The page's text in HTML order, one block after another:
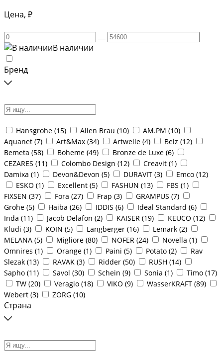
Цена, ₽
В наличии
Бренд
Hansgrohe (15) Allen Brau (10) AM.PM (10)
Aquanet (7) Art&Max (34) Artwelle (4) Belz (12)
Bemeta (58) Boheme (49) Bronze de Luxe (6)
CEZARES (11) Colombo Design (12) Creavit (1)
Damixa (1) Devon&Devon (5) DURAVIT (3) Emco (12)
ESKO (1) Excellent (5) FASHUN (13) FBS (1)
FIXSEN (37) Fora (27) Frap (3) GRAMPUS (7)
Grohe (5) Haiba (26) IDDIS (6) Ideal Standard (6)
Inda (11) Jacob Delafon (2) KAISER (19) KEUCO (12)
Kludi (3) KOIN (5) Langberger (16) Lemark (2)
MELANA (5) Migliore (80) NOFER (24) Novella (1)
Omnires (1) Orange (1) Paini (5) Potato (2)
Rav
Slezak (13) RAVAK (3) Ridder (50) RUSH (14)
Sapho (11) Savol (30) Schein (9) Sonia (1) Timo (17)
TW (20) Veragio (18) VIKO (9) WasserKRAFT (89)
Webert (3) ZORG (10)
Страна